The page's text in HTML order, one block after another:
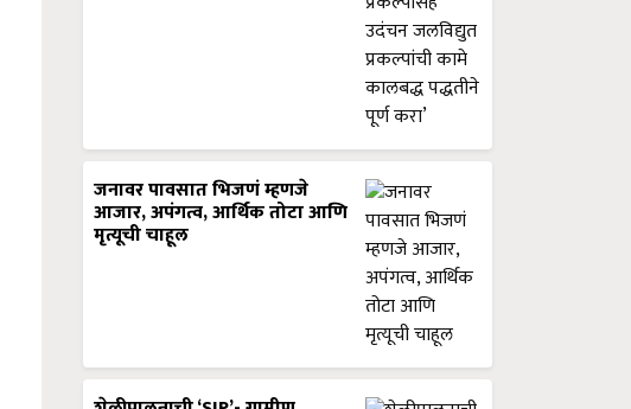
जनावर पावसात भिजणं म्हणजे
आजार, अपंगत्व, आर्थिक तोटा आणि
मृत्यूची चाहूल